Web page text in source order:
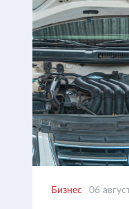
Бизнес 06